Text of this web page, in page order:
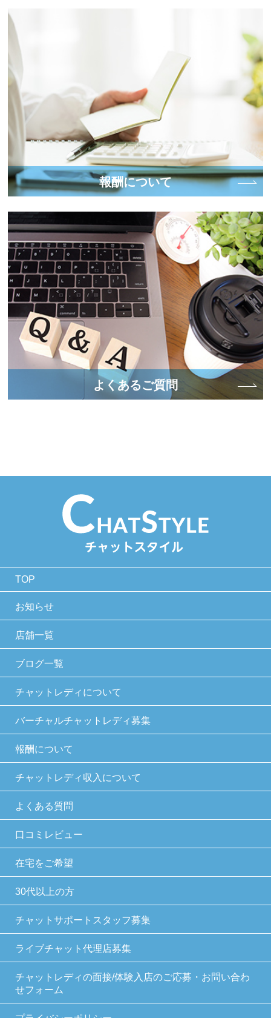
報酬について
よくあるご質問
TOP
お知らせ
店舗一覧
ブログ一覧
チャットレディについて
バーチャルチャットレディ募集
報酬について
チャットレディ収入について
よくある質問
口コミレビュー
在宅をご希望
30代以上の方
チャットサポートスタッフ募集
ライブチャット代理店募集
チャットレディの面接/体験入店のご応募・お問い合わ
せフォーム